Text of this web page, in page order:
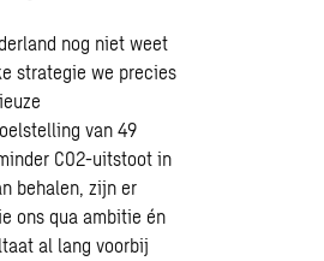
nog niet weet
strategie we precies
van 49
CO2-uitstoot in
behalen, zijn er
ons qua ambitie én
al lang voorbij